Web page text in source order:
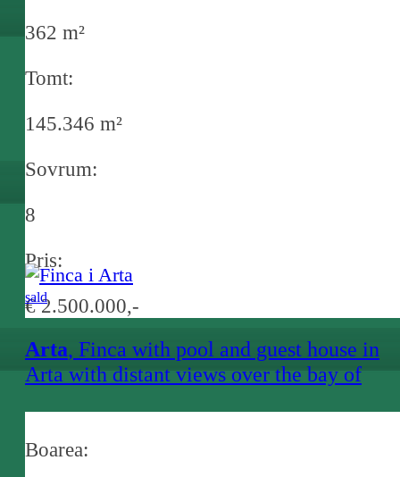
362 m²
Tomt:
145.346 m²
Sovrum:
8
Pris:
€ 2.500.000,-
sald
Arta, Finca with pool and guest house in
Arta with distant views over the bay of
Boarea: